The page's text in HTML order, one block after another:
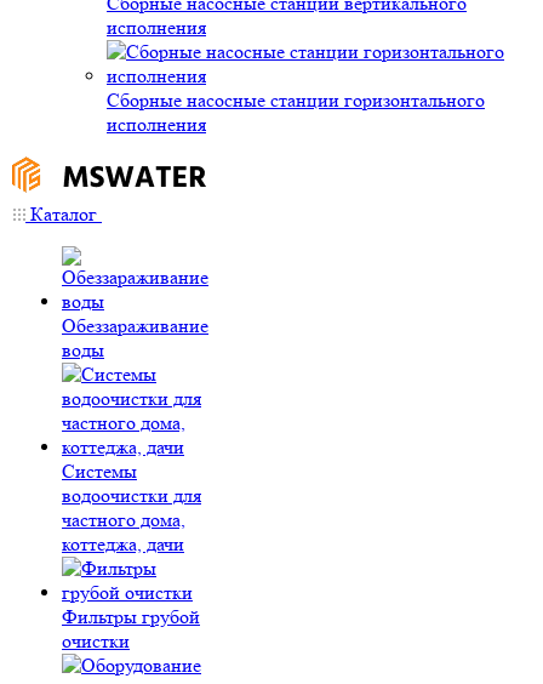
исполнения
Сборные насосные станции горизонтального
исполнения
Каталог
Обеззараживание
воды
Системы
водоочистки для
частного дома,
коттеджа, дачи
Фильтры грубой
очистки